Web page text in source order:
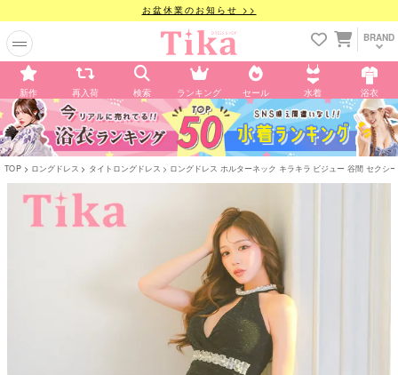
お盆休業のお知らせ >>
BRAND
新作 再入荷 検索 ランキング セール 水着 浴衣
TOP ロングドレス タイトロングドレス ロングドレス ホルターネック キラキラ ビジュー 谷間 セク